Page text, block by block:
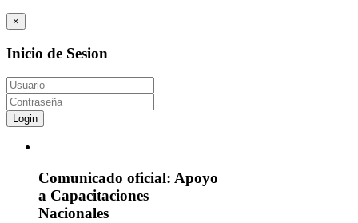
×
Inicio de Sesion
Login
Comunicado oficial: Apoyo
a Capacitaciones
Nacionales